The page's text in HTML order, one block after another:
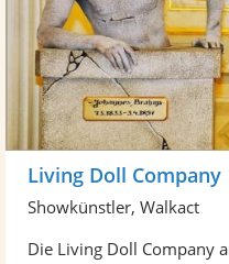
Living Doll Company
Showkünstler, Walkact
Die Living Doll Company